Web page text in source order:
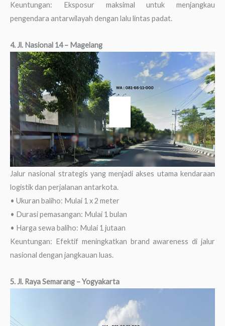
Keuntungan: Eksposur maksimal untuk menjangkau
pengendara antarwilayah dengan lalu lintas padat.
4. Jl. Nasional 14 – Magelang
Jalur nasional strategis yang menjadi akses utama kendaraan
logistik dan perjalanan antarkota.
• Ukuran baliho: Mulai 1 x 2 meter
• Durasi pemasangan: Mulai 1 bulan
• Harga sewa baliho: Mulai 1 jutaan
Keuntungan: Efektif meningkatkan brand awareness di jalur
nasional dengan jangkauan luas.
5. Jl. Raya Semarang – Yogyakarta